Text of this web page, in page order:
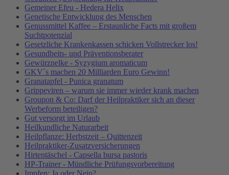
Gemeiner Efeu - Hedera Helix
Genetische Entwicklung des Menschen
Genussmittel Kaffee – Erstaunliche Facts mit großem
Suchtpotenzial
Gesetzliche Krankenkassen schicken Vollstrecker los!
Gesundheits- und Präventionsberater
Gewürznelke - Syzygium aromaticum
GKV´s machen 20 Milliarden Euro Gewinn!
Granatapfel - Punica granatum
Grippeviren – warum sie immer wieder krank machen
Groupon & Co: Darf der Heilpraktiker sich an dieser
Werbeform beteiligen?
Gut versorgt im Urlaub
Heilkundliche Naturarbeit
Heilpflanze: Herbstzeit – Quittenzeit
Heilpraktiker-Zusatzversicherungen
Hirtentäschel - Capsella bursa pastoris
HP-Trainer - Mündliche Prüfungsvorbereitung